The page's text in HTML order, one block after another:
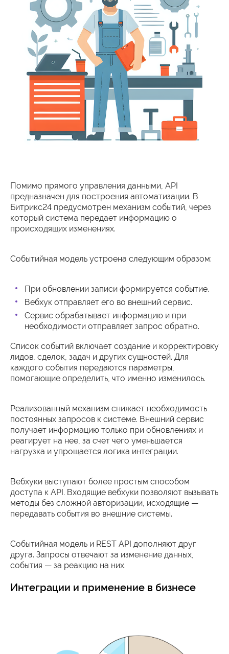
Помимо прямого управления данными, API
предназначен для построения автоматизации. В
Битрикс24 предусмотрен механизм событий, через
который система передает информацию о
происходящих изменениях.
Событийная модель устроена следующим образом:
При обновлении записи формируется событие.
Вебхук отправляет его во внешний сервис.
Сервис обрабатывает информацию и при
необходимости отправляет запрос обратно.
Список событий включает создание и корректировку
лидов, сделок, задач и других сущностей. Для
каждого события передаются параметры,
помогающие определить, что именно изменилось.
Реализованный механизм снижает необходимость
постоянных запросов к системе. Внешний сервис
получает информацию только при обновлениях и
реагирует на нее, за счет чего уменьшается
нагрузка и упрощается логика интеграции.
Вебхуки выступают более простым способом
доступа к API. Входящие вебхуки позволяют вызывать
методы без сложной авторизации, исходящие —
передавать события во внешние системы.
Событийная модель и REST API дополняют друг
друга. Запросы отвечают за изменение данных,
события — за реакцию на них.
Интеграции и применение в бизнесе